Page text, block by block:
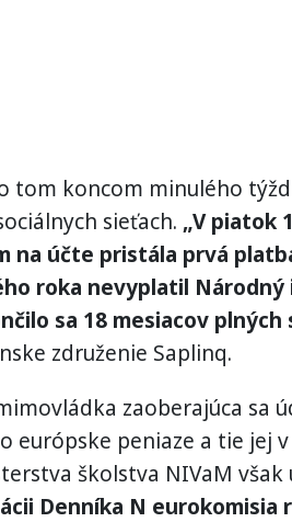
tom koncom minulého
sieťach. „V piatok
na účte pristála prvá
roka nevyplatil
sa 18 mesiacov
združenie Saplinq.
zaoberajúca sa
európske peniaze a tie jej
školstva NIVaM však
Denníka N